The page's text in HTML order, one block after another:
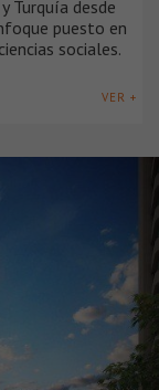
Turquía desde
puesto en
sociales.
VER +